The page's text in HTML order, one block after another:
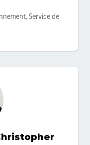
Service de